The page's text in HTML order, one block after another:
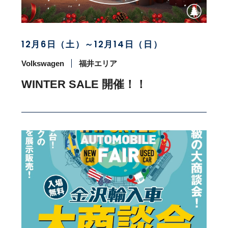
12月6日（土）～12月14日（日）
Volkswagen 福井エリア
WINTER SALE 開催！！